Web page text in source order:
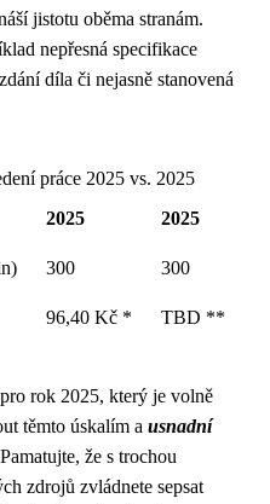
jistotu oběma stranám.
nepřesná specifikace
díla či nejasně stanovená
práce 2025 vs. 2025
2025 2025
300 300
96,40 Kč * TBD **
rok 2025, který je volně
těmto úskalím a usnadní
že s trochou
zdrojů zvládnete sepsat